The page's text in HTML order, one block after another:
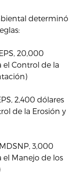
determinó
20,000
Control de la
2,400 dólares
de la Erosión y
3,000
Manejo de los